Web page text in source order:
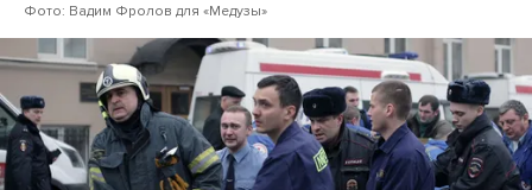
Фото: Вадим Фролов для «Медузы»